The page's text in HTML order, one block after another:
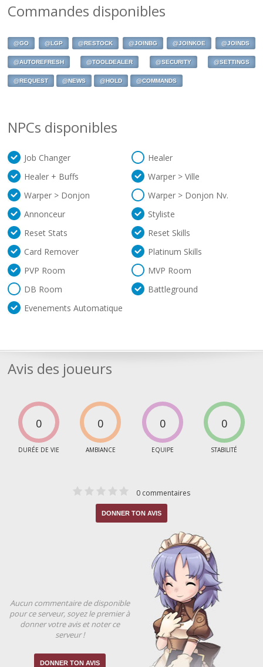
Commandes disponibles
@GO @LGP @RESTOCK @JOINBG @JOINKOE @JOINDS
@AUTOREFRESH @TOOLDEALER @SECURITY @SETTINGS
@REQUEST @NEWS @HOLD @COMMANDS
NPCs disponibles
Job Changer
Healer
Healer + Buffs
Warper > Ville
Warper > Donjon
Warper > Donjon Nv.
Annonceur
Styliste
Reset Stats
Reset Skills
Card Remover
Platinum Skills
PVP Room
MVP Room
DB Room
Battleground
Evenements Automatique
Avis des joueurs
0
DURÉE DE VIE
0
AMBIANCE
0
EQUIPE
0
STABILITÉ
0 commentaires
DONNER TON AVIS
Aucun commentaire de disponible
pour ce serveur, soyez le premier à
donner votre avis et noter ce
serveur !
DONNER TON AVIS